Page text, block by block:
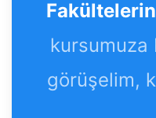
kursumuza
görüşelim,